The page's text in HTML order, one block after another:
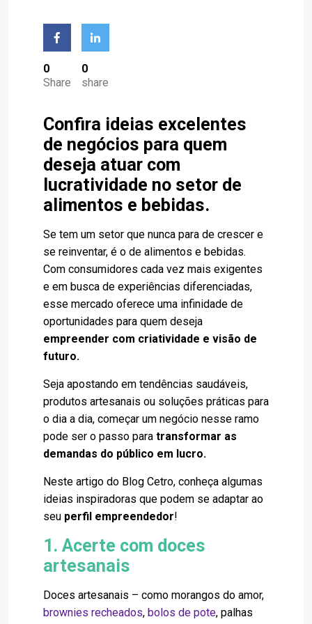
0
Share
0
share
Confira ideias excelentes
de negócios para quem
deseja atuar com
lucratividade no setor de
alimentos e bebidas.
Se tem um setor que nunca para de crescer e
se reinventar, é o de alimentos e bebidas.
Com consumidores cada vez mais exigentes
e em busca de experiências diferenciadas,
esse mercado oferece uma infinidade de
oportunidades para quem deseja
empreender com criatividade e visão de
futuro.
Seja apostando em tendências saudáveis,
produtos artesanais ou soluções práticas para
o dia a dia, começar um negócio nesse ramo
pode ser o passo para transformar as
demandas do público em lucro.
Neste artigo do Blog Cetro, conheça algumas
ideias inspiradoras que podem se adaptar ao
seu perfil empreendedor!
1. Acerte com doces
artesanais
Doces artesanais – como morangos do amor,
brownies recheados, bolos de pote, palhas